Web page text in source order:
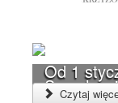
Od 1
Czytaj